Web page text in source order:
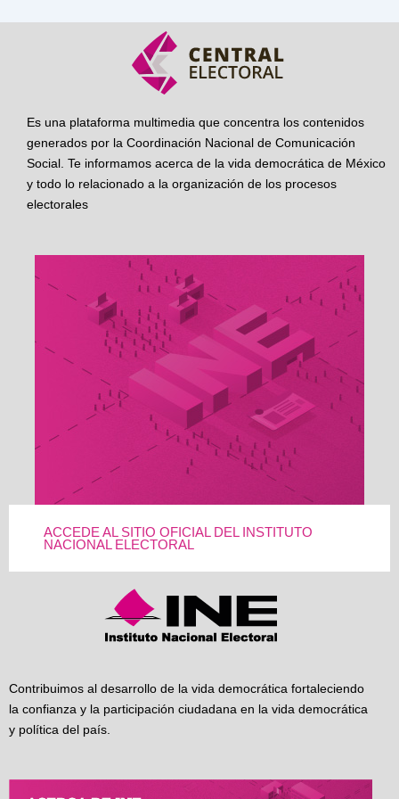
Es una plataforma multimedia que concentra los contenidos
generados por la Coordinación Nacional de Comunicación
Social. Te informamos acerca de la vida democrática de México
y todo lo relacionado a la organización de los procesos
electorales
ACCEDE AL SITIO OFICIAL DEL INSTITUTO
NACIONAL ELECTORAL
Contribuimos al desarrollo de la vida democrática fortaleciendo
la confianza y la participación ciudadana en la vida democrática
y política del país.